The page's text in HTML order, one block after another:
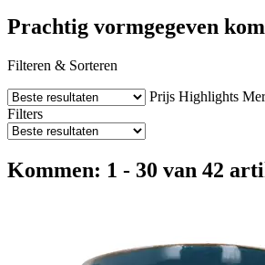
Prachtig vormgegeven
Filteren & Sorteren
Prijs Highlights
Filters
Kommen: 1 - 30 van 42